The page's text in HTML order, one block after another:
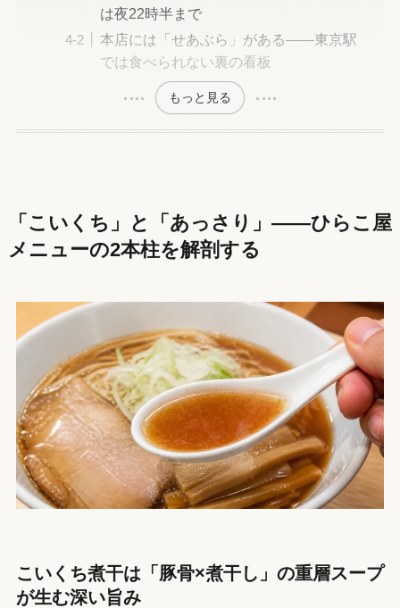
は夜22時半まで
本店には「せあぶら」がある——東京駅
では食べられない裏の看板
もっと見る
「こいくち」と「あっさり」——ひらこ屋
メニューの2本柱を解剖する
こいくち煮干は「豚骨×煮干し」の重層スープ
が生む深い旨み